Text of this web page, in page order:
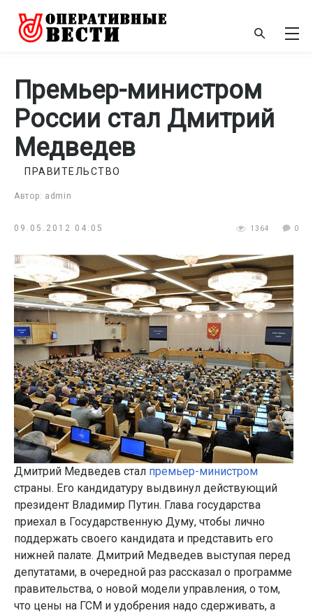
Премьер-министром
России стал Дмитрий
Медведев
Автор: admin
ПРАВИТЕЛЬСТВО
09.05.2012 04:05 1364 0
Дмитрий Медведев стал премьер-министром
страны. Его кандидатуру выдвинул действующий
президент Владимир Путин. Глава государства
приехал в Государственную Думу, чтобы лично
поддержать своего кандидата и представить его
нижней палате. Дмитрий Медведев выступая перед
депутатами, в очередной раз рассказал о программе
правительства, о новой модели управления, о том,
что цены на ГСМ и удобрения надо сдерживать, а